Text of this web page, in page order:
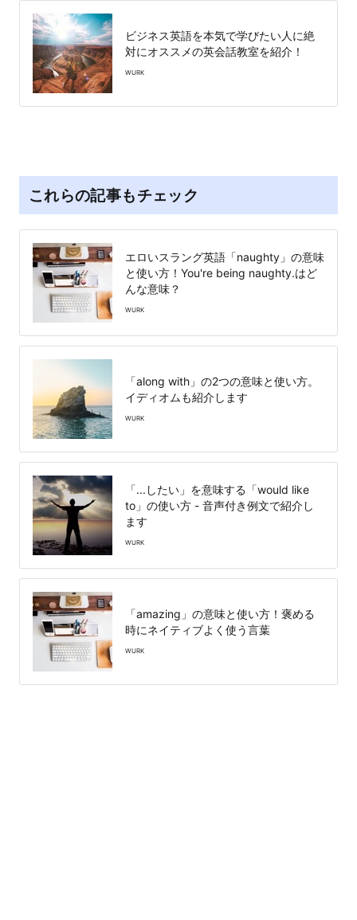
ビジネス英語を本気で学びたい人に絶
対にオススメの英会話教室を紹介！
WURK
これらの記事もチェック
エロいスラング英語「naughty」の意味
と使い方！You're being naughty.はど
んな意味？
WURK
「along with」の2つの意味と使い方。
イディオムも紹介します
WURK
「...したい」を意味する「would like
to」の使い方 - 音声付き例文で紹介し
ます
WURK
「amazing」の意味と使い方！褒める
時にネイティブよく使う言葉
WURK